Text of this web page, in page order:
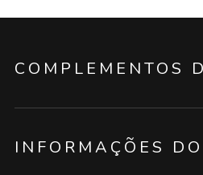
COMPLEMENTOS
INFORMAÇÕES